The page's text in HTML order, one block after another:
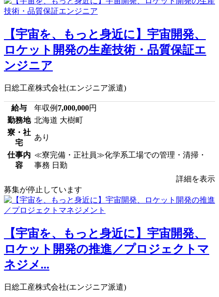
【宇宙を、もっと身近に】宇宙開発、
ロケット開発の生産技術・品質保証エ
ンジニア
日総工産株式会社(エンジニア派遣)
給与 年収例 7,000,000円
勤務地 北海道 大樹町
寮・社
宅
あり
仕事内
容
≪寮完備・正社員≫化学系工場での管理・清掃・
事務 日勤
詳細を表示
募集が停止しています
【宇宙を、もっと身近に】宇宙開発、
ロケット開発の推進／プロジェクトマ
ネジメ...
日総工産株式会社(エンジニア派遣)